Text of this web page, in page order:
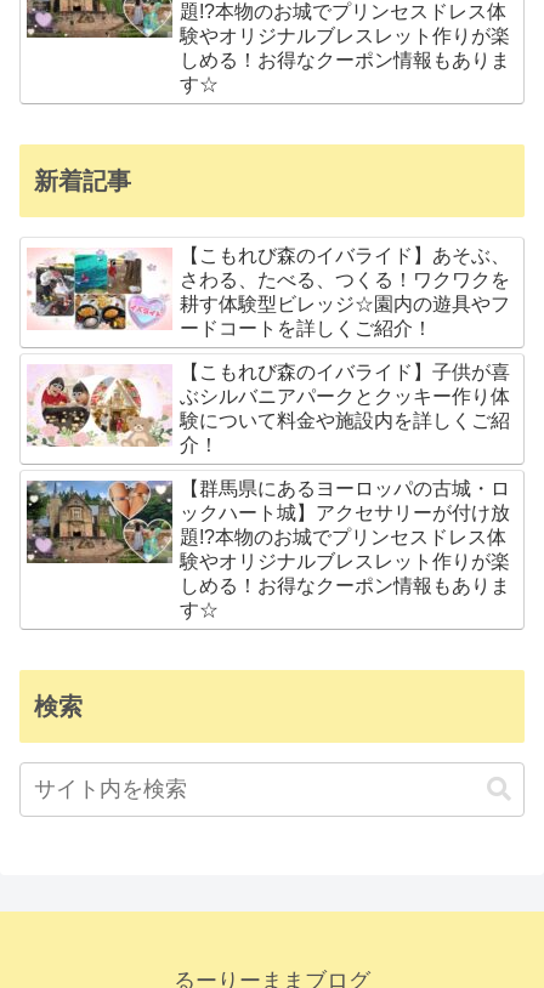
題!?本物のお城でプリンセスドレス体
験やオリジナルブレスレット作りが楽
しめる！お得なクーポン情報もありま
す☆
新着記事
【こもれび森のイバライド】あそぶ、
さわる、たべる、つくる！ワクワクを
耕す体験型ビレッジ☆園内の遊具やフ
ードコートを詳しくご紹介！
【こもれび森のイバライド】子供が喜
ぶシルバニアパークとクッキー作り体
験について料金や施設内を詳しくご紹
介！
【群馬県にあるヨーロッパの古城・ロ
ックハート城】アクセサリーが付け放
題!?本物のお城でプリンセスドレス体
験やオリジナルブレスレット作りが楽
しめる！お得なクーポン情報もありま
す☆
検索
るーりーままブログ